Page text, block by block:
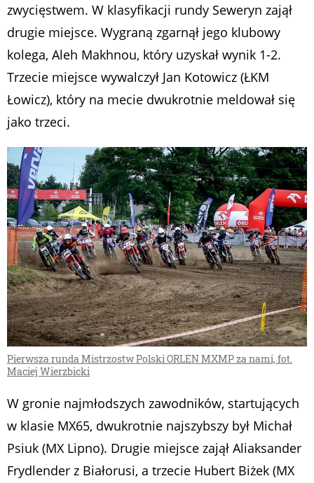
zwycięstwem. W klasyfikacji rundy Seweryn zajął
drugie miejsce. Wygraną zgarnął jego klubowy
kolega, Aleh Makhnou, który uzyskał wynik 1-2.
Trzecie miejsce wywalczył Jan Kotowicz (ŁKM
Łowicz), który na mecie dwukrotnie meldował się
jako trzeci.
Pierwsza runda Mistrzostw Polski ORLEN MXMP za nami, fot.
Maciej Wierzbicki
W gronie najmłodszych zawodników, startujących
w klasie MX65, dwukrotnie najszybszy był Michał
Psiuk (MX Lipno). Drugie miejsce zajął Aliaksander
Frydlender z Białorusi, a trzecie Hubert Biżek (MX